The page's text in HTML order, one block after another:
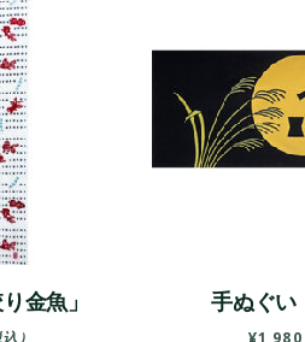
金魚」 手ぬぐい